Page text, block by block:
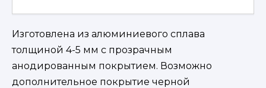
Изготовлена из алюминиевого сплава
толщиной 4-5 мм с прозрачным
анодированным покрытием. Возможно
дополнительное покрытие черной